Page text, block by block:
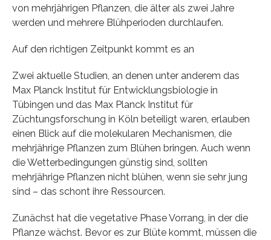
von mehrjährigen Pflanzen, die älter als zwei Jahre
werden und mehrere Blühperioden durchlaufen.
Auf den richtigen Zeitpunkt kommt es an
Zwei aktuelle Studien, an denen unter anderem das
Max Planck Institut für Entwicklungsbiologie in
Tübingen und das Max Planck Institut für
Züchtungsforschung in Köln beteiligt waren, erlauben
einen Blick auf die molekularen Mechanismen, die
mehrjährige Pflanzen zum Blühen bringen. Auch wenn
die Wetterbedingungen günstig sind, sollten
mehrjährige Pflanzen nicht blühen, wenn sie sehr jung
sind – das schont ihre Ressourcen.
Zunächst hat die vegetative Phase Vorrang, in der die
Pflanze wächst. Bevor es zur Blüte kommt, müssen die